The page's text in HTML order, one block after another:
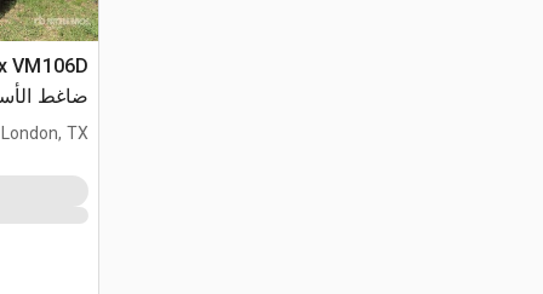
ضاغط الأسطوانة الناعمة
TX